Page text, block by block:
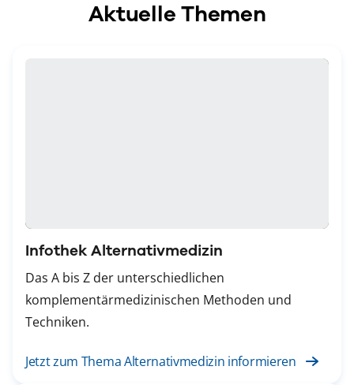
Aktuelle Themen
Infothek Alternativmedizin
Das A bis Z der unterschiedlichen
komplementärmedizinischen Methoden und
Techniken.
Jetzt zum Thema Alternativmedizin informieren